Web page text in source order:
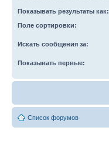
Показывать результаты как:
Поле сортировки:
Искать сообщения за:
Показывать первые:
Список форумов